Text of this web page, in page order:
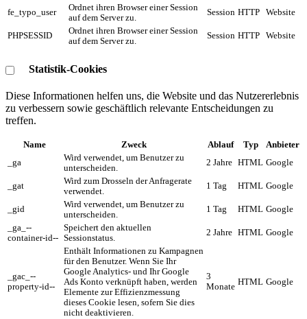
fe_typo_user
Ordnet ihren Browser einer Session
auf dem Server zu.
Session HTTP Website
PHPSESSID
Ordnet ihren Browser einer Session
auf dem Server zu.
Session HTTP Website
Statistik-Cookies
Diese Informationen helfen uns, die Website und das Nutzererlebnis
zu verbessern sowie geschäftlich relevante Entscheidungen zu
treffen.
Name Zweck Ablauf Typ
Anbieter
_ga
Wird verwendet, um Benutzer zu
unterscheiden.
2 Jahre HTML Google
_gat
Wird zum Drosseln der Anfragerate
verwendet.
1 Tag HTML Google
_gid
Wird verwendet, um Benutzer zu
unterscheiden.
1 Tag HTML Google
_ga_--
container-id--
Speichert den aktuellen
Sessionstatus.
2 Jahre HTML Google
_gac_--
property-id--
Enthält Informationen zu Kampagnen
für den Benutzer. Wenn Sie Ihr
Google Analytics- und Ihr Google
Ads Konto verknüpft haben, werden
Elemente zur Effizienzmessung
dieses Cookie lesen, sofern Sie dies
nicht deaktivieren.
3
Monate HTML Google